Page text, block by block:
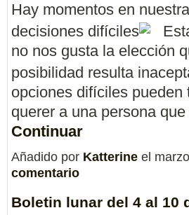
Hay momentos en
decisiones difíciles
no nos gusta la elección
posibilidad resulta
opciones difíciles
querer a una persona
Continuar
Añadido por Katterine el
comentario
Boletin lunar del 4 al 10